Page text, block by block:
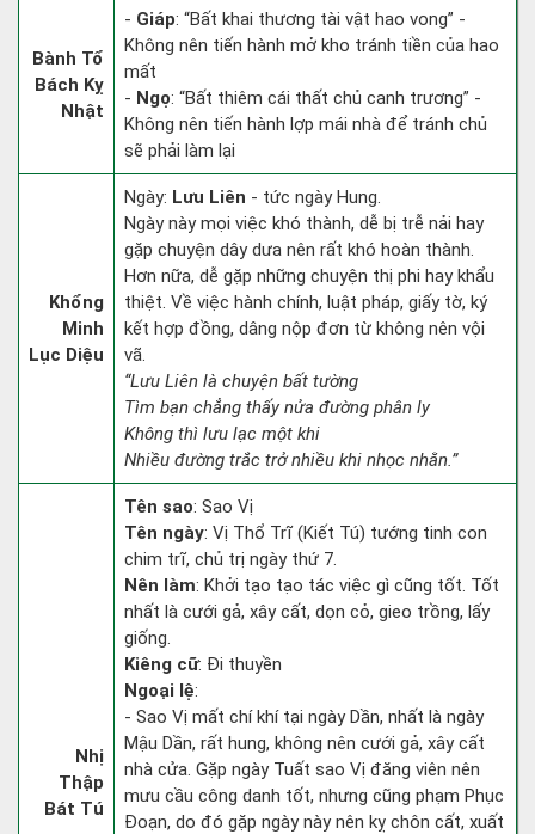
Bành Tổ
Bách Kỵ
Nhật
- Giáp: “Bất khai thương tài vật hao vong” -
Không nên tiến hành mở kho tránh tiền của hao
mất
- Ngọ: “Bất thiêm cái thất chủ canh trương” -
Không nên tiến hành lợp mái nhà để tránh chủ
sẽ phải làm lại
Khổng
Minh
Lục Diệu
Ngày: Lưu Liên - tức ngày Hung.
Ngày này mọi việc khó thành, dễ bị trễ nải hay
gặp chuyện dây dưa nên rất khó hoàn thành.
Hơn nữa, dễ gặp những chuyện thị phi hay khẩu
thiệt. Về việc hành chính, luật pháp, giấy tờ, ký
kết hợp đồng, dâng nộp đơn từ không nên vội
vã.
“Lưu Liên là chuyện bất tường
Tìm bạn chẳng thấy nửa đường phân ly
Không thì lưu lạc một khi
Nhiều đường trắc trở nhiều khi nhọc nhằn.”
Nhị
Thập
Bát Tú
Tên sao: Sao Vị
Tên ngày: Vị Thổ Trĩ (Kiết Tú) tướng tinh con
chim trĩ, chủ trị ngày thứ 7.
Nên làm: Khởi tạo tạo tác việc gì cũng tốt. Tốt
nhất là cưới gả, xây cất, dọn cỏ, gieo trồng, lấy
giống.
Kiêng cữ: Đi thuyền
Ngoại lệ:
- Sao Vị mất chí khí tại ngày Dần, nhất là ngày
Mậu Dần, rất hung, không nên cưới gả, xây cất
nhà cửa. Gặp ngày Tuất sao Vị đăng viên nên
mưu cầu công danh tốt, nhưng cũng phạm Phục
Đoạn, do đó gặp ngày này nên kỵ chôn cất, xuất